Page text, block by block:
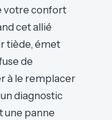
votre confort
cet allié
tiède, émet
de
à le remplacer
diagnostic
une panne